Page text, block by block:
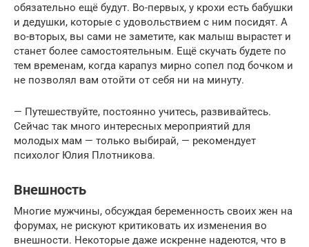
обязательно ещё будут. Во-первых, у крохи есть бабушки
и дедушки, которые с удовольствием с ним посидят. А
во-вторых, вы сами не заметите, как малыш вырастет и
станет более самостоятельным. Ещё скучать будете по
тем временам, когда карапуз мирно сопел под бочком и
не позволял вам отойти от себя ни на минуту.
— Путешествуйте, постоянно учитесь, развивайтесь.
Сейчас так много интересных мероприятий для
молодых мам — только выбирай, — рекомендует
психолог Юлия Плотникова.
Внешность
Многие мужчины, обсуждая беременность своих жен на
форумах, не рискуют критиковать их изменения во
внешности. Некоторые даже искренне надеются, что в